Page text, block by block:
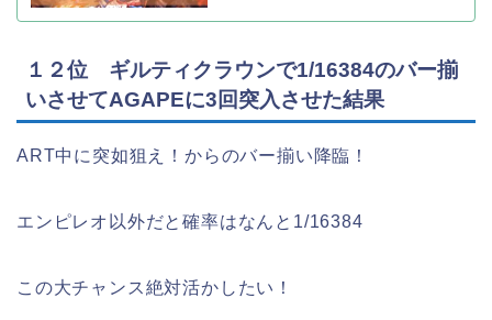
１２位 ギルティクラウンで1/16384のバー揃
いさせてAGAPEに3回突入させた結果
ART中に突如狙え！からのバー揃い降臨！
エンピレオ以外だと確率はなんと1/16384
この大チャンス絶対活かしたい！